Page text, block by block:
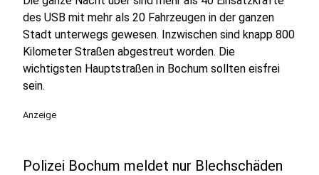
des USB mit mehr als 20 Fahrzeugen in der ganzen
Stadt unterwegs gewesen. Inzwischen sind knapp 800
Kilometer Straßen abgestreut worden. Die
wichtigsten Hauptstraßen in Bochum sollten eisfrei
sein.
Anzeige
Polizei Bochum meldet nur Blechschäden